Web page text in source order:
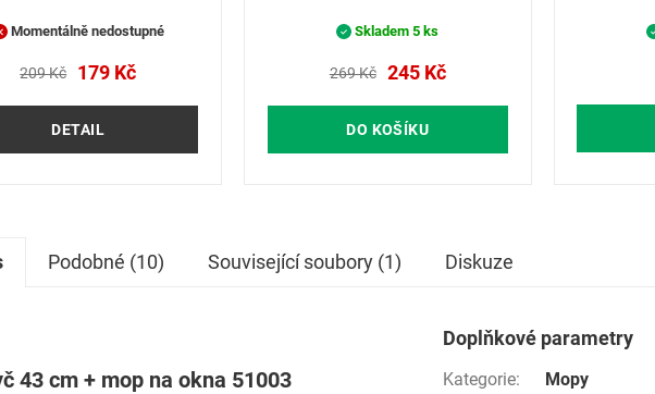
209 Kč 179 Kč
DETAIL
Momentálně nedostupné
269 Kč 245 Kč
DO KOŠÍKU
Skladem5 ks
Podobné (10) Související soubory (1) Diskuze
43 cm + mop na okna 51003
Doplňkové parametry
Kategorie:
Mopy